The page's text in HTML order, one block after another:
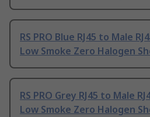
RS PRO Blue RJ45 to Male
Low Smoke Zero Halogen
RS PRO Grey RJ45 to Male
Low Smoke Zero Halogen